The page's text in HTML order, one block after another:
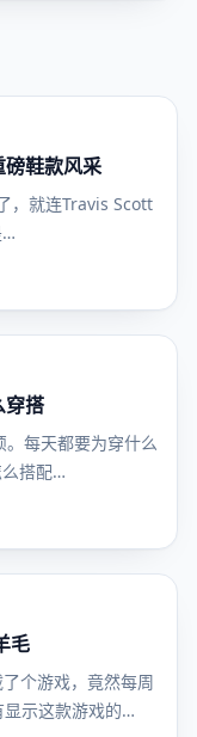
鞋款风采
，就连Travis Scott
…
穿搭
每天都要为穿什么
搭配…
毛
个游戏，竟然每周
示这款游戏的…